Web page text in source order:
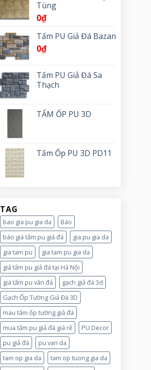
Tùng
0₫
Tấm PU Giả Đá Bazan
0₫
Tấm PU Giả Đá Sa
Thạch
TẤM ỐP PU 3D
Tấm Ốp PU 3D PD11
TAG
bao gia pu gia da
Báo
báo giá tấm pu giả đá
gia pu gia da
gia tam pu
gia tam pu gia da
giá tấm pu giả đá tại Hà Nội
giá tấm pu vân đá
gạch giả đá 3d
Gạch Ốp Tường Giả Đá 3D
mau tấm ốp tường giả đá
mua tấm pu giả đá giá rẻ
PU Decor
pu giả đá
pu van da
tam op gia da
tam op tuong gia da